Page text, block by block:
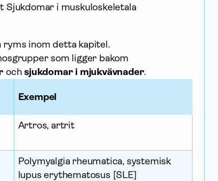
Sjukdomar i muskuloskeletala
ryms inom detta kapitel.
som ligger bakom
ochsjukdomar i mjukvävnader.
Exempel
Artros, artrit
Polymyalgia rheumatica, systemisk
lupus erythematosus [SLE]